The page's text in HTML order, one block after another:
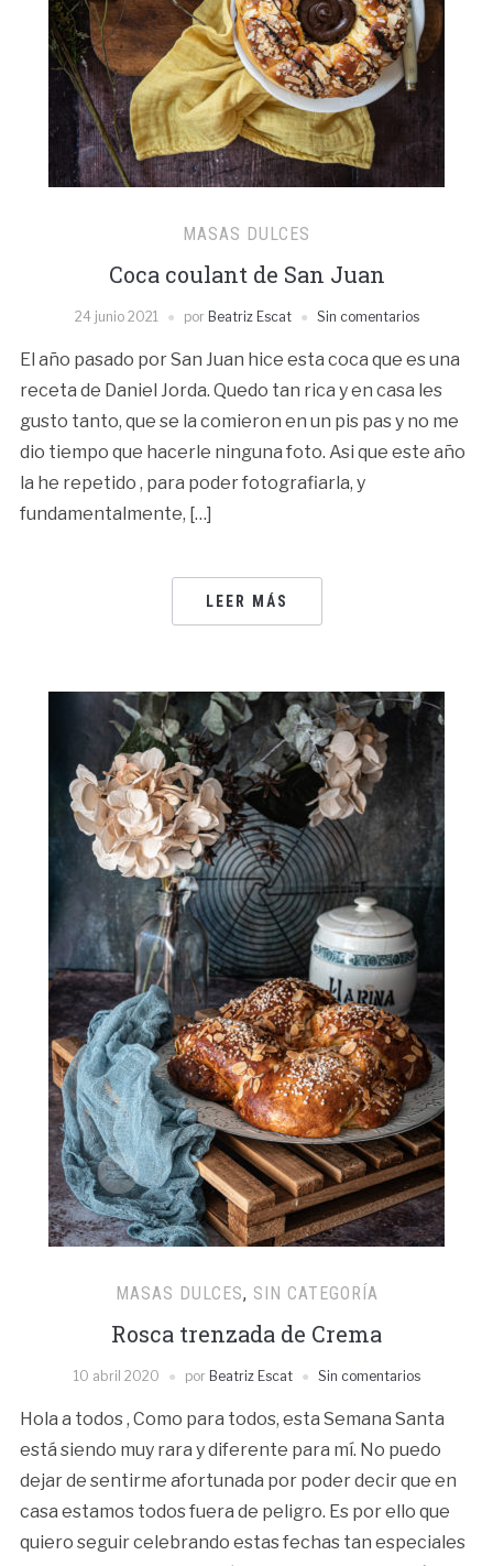
MASAS DULCES
Coca coulant de San Juan
24 junio 2021 por Beatriz Escat Sin comentarios
El año pasado por San Juan hice esta coca que es una
receta de Daniel Jorda. Quedo tan rica y en casa les
gusto tanto, que se la comieron en un pis pas y no me
dio tiempo que hacerle ninguna foto. Asi que este año
la he repetido , para poder fotografiarla, y
fundamentalmente, […]
LEER MÁS
MASAS DULCES, SIN CATEGORÍA
Rosca trenzada de Crema
10 abril 2020 por Beatriz Escat Sin comentarios
Hola a todos , Como para todos, esta Semana Santa
está siendo muy rara y diferente para mí. No puedo
dejar de sentirme afortunada por poder decir que en
casa estamos todos fuera de peligro. Es por ello que
quiero seguir celebrando estas fechas tan especiales